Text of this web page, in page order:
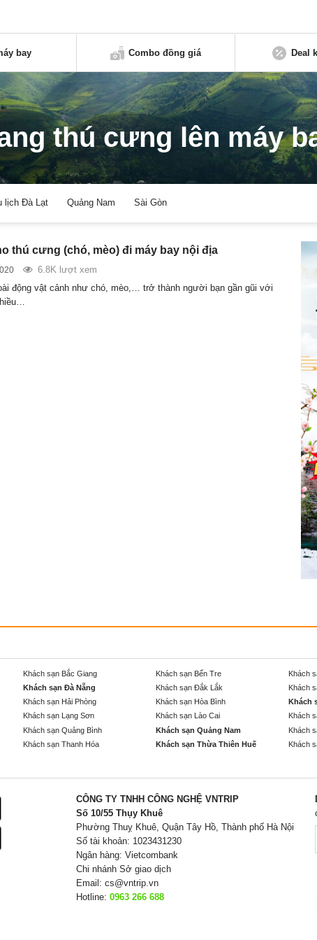
bay Combo đồng giá Deal
thú cưng lên máy
lịch Đà Lạt Quảng Nam Sài Gòn
thú cưng (chó, mèo) đi máy bay nội địa
6.8K lượt xem
động vật cảnh như chó, mèo,… trở thành người bạn gần gũi với
Khách sạn Bắc Giang Khách sạn Bến Tre Khách
Khách sạn Đà Nẵng Khách sạn Đắk Lắk Khách
Khách sạn Hải Phòng Khách sạn Hòa Bình Khách
Khách sạn Lạng Sơn Khách sạn Lào Cai Khách
Khách sạn Quảng Bình Khách sạn Quảng Nam Khách
Khách sạn Thanh Hóa Khách sạn Thừa Thiên Huế Khách
CÔNG TY TNHH CÔNG NGHỆ VNTRIP
Số 10/55 Thụy Khuê
Phường Thuỵ Khuê, Quận Tây Hồ, Thành phố Hà Nội
Số tài khoản: 1023431230
Ngân hàng: Vietcombank
Chi nhánh Sở giao dịch
Email: cs@vntrip.vn
Hotline: 0963 266 688